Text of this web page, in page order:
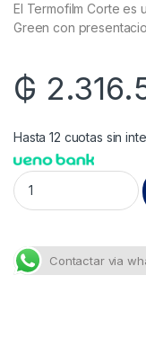
El Termofilm Corte es
Green con
₲
Hasta 12 cuotas sin
Termofilm Corte en
Contactar via